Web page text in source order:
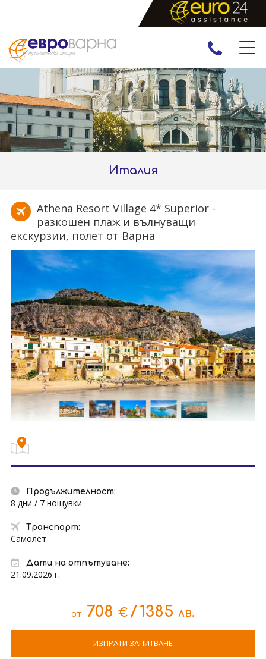
ПРАЗНИЦИ
ЕКСКУРЗИИ И ПОЧИВКИ
РАННИ ЗАПИСВАНИЯ
ЕКЗОТИКА
Италия
Athena Resort Village 4* Superior -
разкошен плаж и вълнуващи
екскурзии, полет от Варна
Продължителност:
8 дни / 7 нощувки
Транспорт:
Самолет
Дати на отпътуване:
21.09.2026 г.
от 708 € /1385 лв.
ИЗПРАТИ ЗАПИТВАНЕ